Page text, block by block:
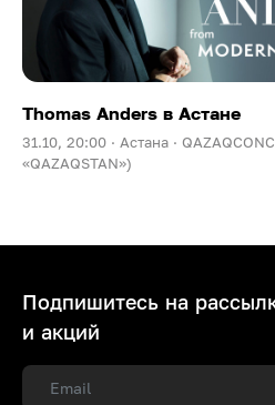
Thomas Anders в Астане
31.10, 20:00 · Астана ·
«QAZAQSTAN»)
Подпишитесь на
и акций